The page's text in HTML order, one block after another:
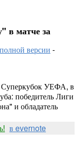
в матче за
версии -
Суперкубок УЕФА, в
победитель Лиги
и обладатель
в evernote